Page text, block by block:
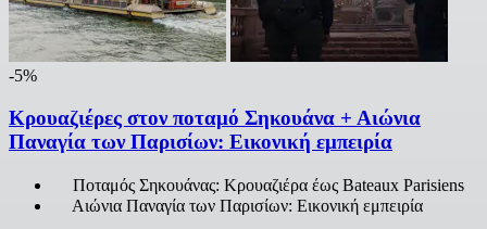
-5%
Κρουαζιέρες στον ποταμό Σηκουάνα + Αιώνια
Παναγία των Παρισίων: Εικονική εμπειρία
Ποταμός Σηκουάνας: Κρουαζιέρα έως Bateaux Parisiens
Αιώνια Παναγία των Παρισίων: Εικονική εμπειρία